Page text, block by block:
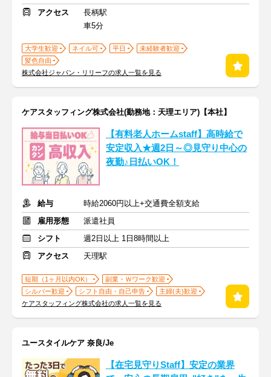
アクセス
長柄駅
車5分
大学生歓迎 ネイル可 平日
未経験者歓迎
髪色自由
株式会社ジャパン・リリーフの求人一覧を見る
ケアスタッフィング株式会社(勤務地：天理エリア)【本社】
【有料老人ホームstaff】高時給で
安定収入★週2日～◎見守り中心の
夜勤♪日払いOK！
給与
時給2060円以上+交通費全額支給
雇用形態
派遣社員
シフト
週2日以上 1日8時間以上
アクセス
天理駅
短期（1ヶ月以内OK）
副業・Ｗワーク歓迎
シルバー歓迎
シフト自由・自己申告
主婦(夫)歓迎
ケアスタッフィング株式会社の求人一覧を見る
ユースタイルケア 奈良/Je
【在宅見守りStaff】安定の業界